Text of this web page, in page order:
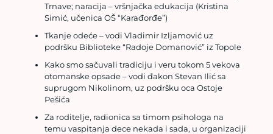
Trnave; naracija – vršnjačka edukacija (Kristina
Simić, učenica OŠ “Karađorđe”)
Tkanje odeće – vodi Vladimir Izljamović uz
podršku Biblioteke “Radoje Domanović” iz Topole
Kako smo sačuvali tradiciju i veru tokom 5 vekova
otomanske opsade – vodi đakon Stevan Ilić sa
suprugom Nikolinom, uz podršku oca Ostoje
Pešića
Za roditelje, radionica sa timom psihologa na
temu vaspitanja dece nekada i sada, u organizaciji